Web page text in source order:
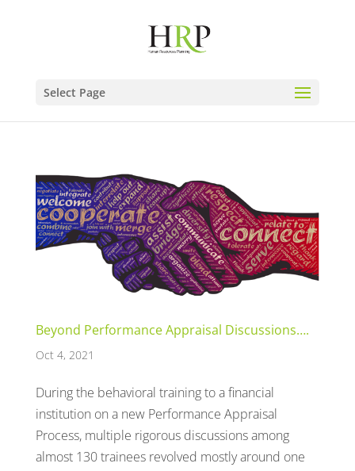
Select Page
Beyond Performance Appraisal Discussions….
Oct 4, 2021
During the behavioral training to a financial
institution on a new Performance Appraisal
Process, multiple rigorous discussions among
almost 130 trainees revolved mostly around one